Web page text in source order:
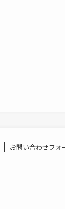
お問い合わせフォ